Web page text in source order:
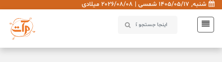
شنبه, 1405/05/17 شمسی | 2026/08/08 میلادی